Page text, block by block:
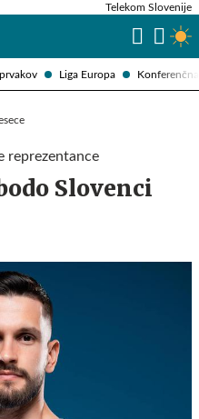
Liga Europa
Telekom Slovenije
reprezentance
Slovenci